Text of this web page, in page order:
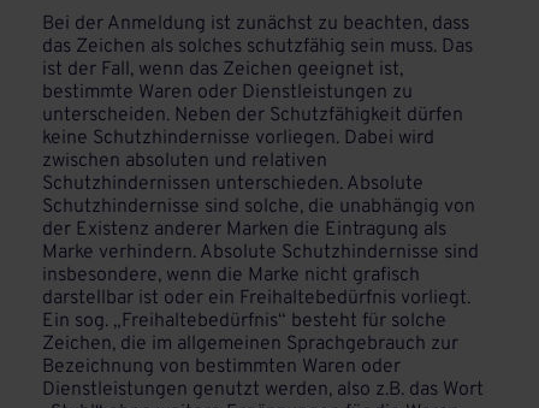
Bei der Anmeldung ist zunächst zu beachten, dass
das Zeichen als solches schutzfähig sein muss. Das
ist der Fall, wenn das Zeichen geeignet ist,
bestimmte Waren oder Dienstleistungen zu
unterscheiden. Neben der Schutzfähigkeit dürfen
keine Schutzhindernisse vorliegen. Dabei wird
zwischen absoluten und relativen
Schutzhindernissen unterschieden. Absolute
Schutzhindernisse sind solche, die unabhängig von
der Existenz anderer Marken die Eintragung als
Marke verhindern. Absolute Schutzhindernisse sind
insbesondere, wenn die Marke nicht grafisch
darstellbar ist oder ein Freihaltebedürfnis vorliegt.
Ein sog. „Freihaltebedürfnis“ besteht für solche
Zeichen, die im allgemeinen Sprachgebrauch zur
Bezeichnung von bestimmten Waren oder
Dienstleistungen genutzt werden, also z.B. das Wort